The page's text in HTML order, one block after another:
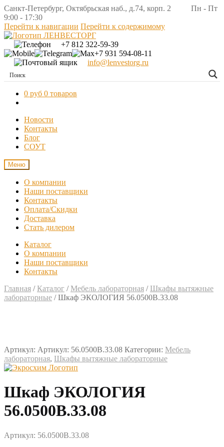
Санкт-Петербург, Октябрьская наб., д.74, корп. 2 Пн - Пт
9:00 - 17:30
Перейти к навигации Перейти к содержимому
+7 812 322-59-39
+7 931 594-08-11
info@lenvestorg.ru
0 руб 0 товаров
Новости
Контакты
Блог
СОУТ
Меню
О компании
Наши поставщики
Контакты
Оплата/Скидки
Доставка
Стать дилером
Каталог
О компании
Наши поставщики
Контакты
Главная / Каталог / Мебель лабораторная / Шкафы вытяжные
лабораторные /Шкаф ЭКОЛОГИЯ 56.0500В.33.08
Артикул: Артикул: 56.0500В.33.08 Категории: Мебель
лабораторная, Шкафы вытяжные лабораторные
Шкаф ЭКОЛОГИЯ
56.0500В.33.08
Артикул: 56.0500В.33.08